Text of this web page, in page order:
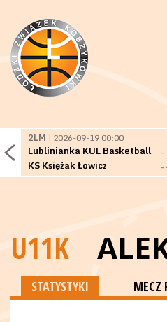
2LM | 2026-09-19 00:00
Lublinianka KUL Basketball
KS Księżak Łowicz
U11K
STATYSTYKI MECZ